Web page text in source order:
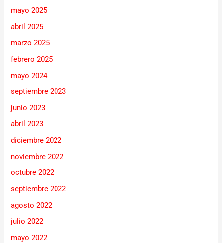
mayo 2025
abril 2025
marzo 2025
febrero 2025
mayo 2024
septiembre 2023
junio 2023
abril 2023
diciembre 2022
noviembre 2022
octubre 2022
septiembre 2022
agosto 2022
julio 2022
mayo 2022